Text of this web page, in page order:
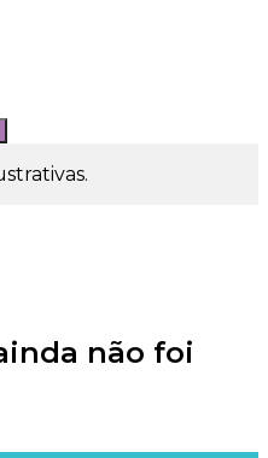
não foi